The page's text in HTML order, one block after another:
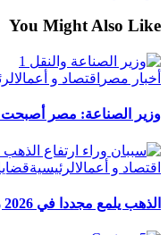
You Might Also Like
أخبار مصر اقتصاد و أعمال
وزير الصناعة: مصر أصبحت قادرة على إنتاج 2000-2500 أتوبيس
اقتصاد و أعمالالرئيسية
الذهب يلمع مجددا في 2026 رغم أكبر مكاسب منذ عام 1979